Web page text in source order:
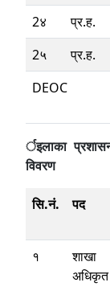
2४
प्र.ह.
2५
प्र.ह.
DEOC
र्इलाका प्रशासन
विवरण
सि.नं. पद
१
शाखा
अधिकृत